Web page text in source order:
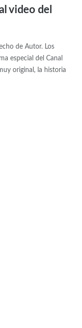
video del
de Autor. Los
especial del Canal
original, la historia